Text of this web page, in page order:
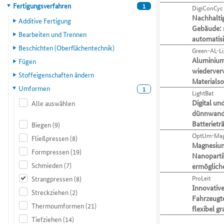
Verfahren
Aktivitäten
gelangen.
Nutzen
Zugriffstaste
Menüpunkt
gelangen.
Nutzen
Zugriffstaste
Menüpunkt
Organisationen
anhand
verschiedenen
Kompetenzmerkmalen
einschränken.
Tabulatortaste
können
jeweils
nächsten
Kategorie
Kriterium
wechseln.
Hauptkategorie
Fertigungsverfahren 1
Additive Fertigung
Bearbeiten und Trennen
Beschichten (Oberflächentechnik)
Fügen
Stoffeigenschaften ändern
1
Umformen
Alle auswählen
Biegen(9)
Fließpressen(8)
Formpressen(19)
Schmieden(7)
Strangpressen(8)
Streckziehen(2)
Thermoumformen(21)
Tiefziehen(14)
Tabulatortaste
nächsten
DigiConCyc
Green-AL-
LightBat
Digital
OptUm-
ProLeit
flexibel